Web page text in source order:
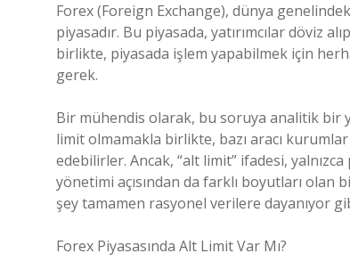
Forex (Foreign Exchange), dünya
piyasadır. Bu piyasada, yatırımcılar döviz
birlikte, piyasada işlem yapabilmek için
gerek.
Bir mühendis olarak, bu soruya analitik bir
limit olmamakla birlikte, bazı aracı
edebilirler. Ancak, “alt limit” ifadesi,
yönetimi açısından da farklı boyutları olan
şey tamamen rasyonel verilere dayanıyor
Forex Piyasasında Alt Limit Var Mı?